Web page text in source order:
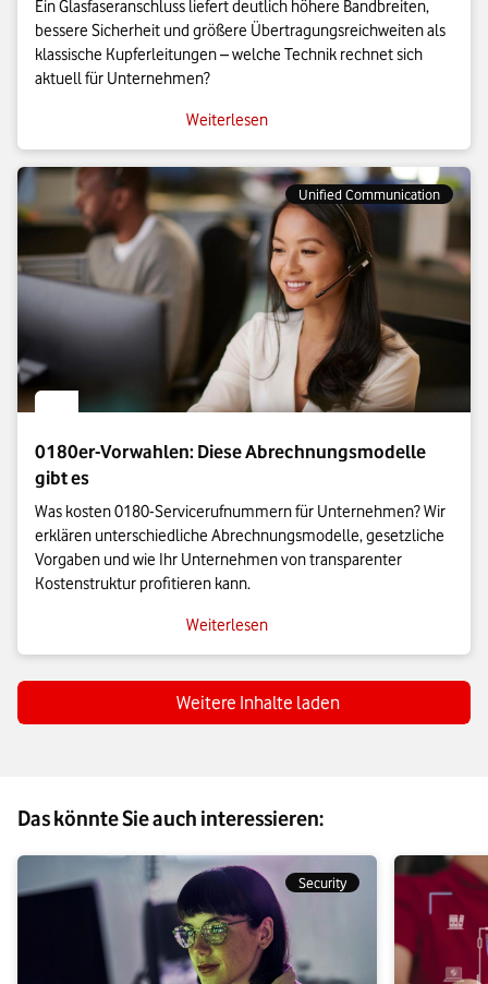
Ein Glasfaseranschluss liefert deutlich höhere Bandbreiten,
bessere Sicherheit und größere Übertragungsreichweiten als
klassische Kupferleitungen – welche Technik rechnet sich
aktuell für Unternehmen?
Weiterlesen
Unified Communication
0180er-Vorwahlen: Diese Abrechnungsmodelle
gibt es
Was kosten 0180-Servicerufnummern für Unternehmen? Wir
erklären unterschiedliche Abrechnungsmodelle, gesetzliche
Vorgaben und wie Ihr Unternehmen von transparenter
Kostenstruktur profitieren kann.
Weiterlesen
Weitere Inhalte laden
Das könnte Sie auch interessieren:
Security